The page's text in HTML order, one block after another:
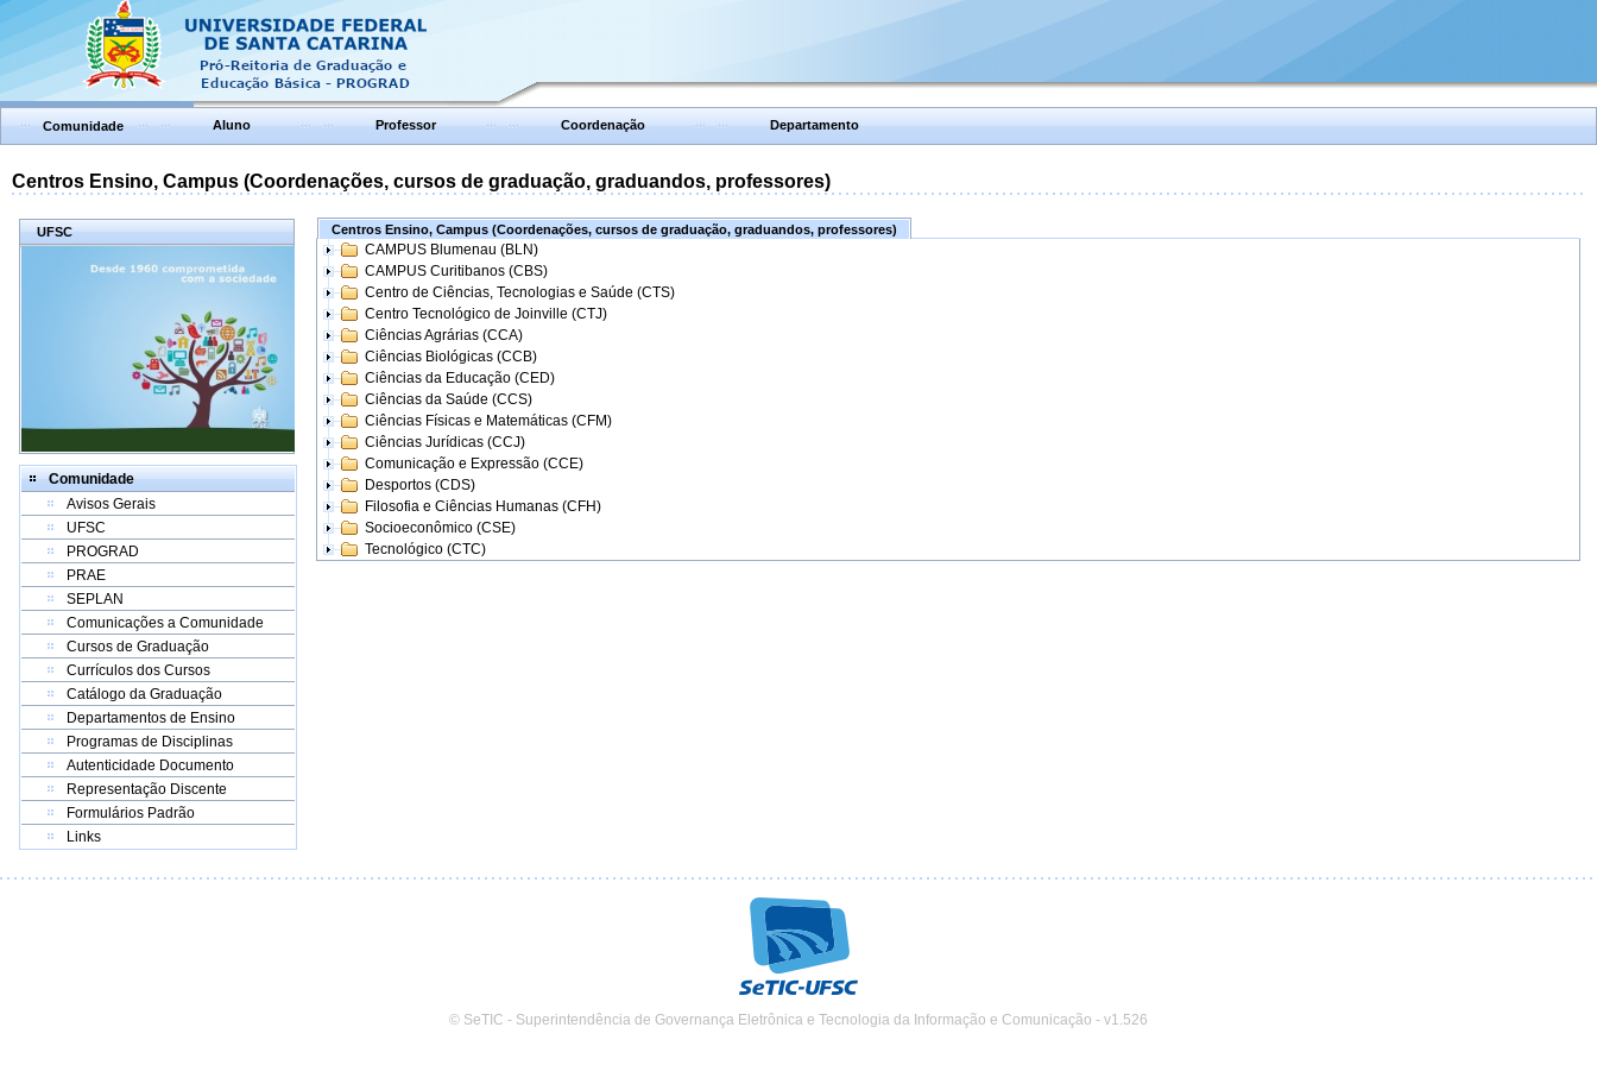
Comunidade Aluno Professor Coordenação Departamento
Centros Ensino, Campus (Coordenações, cursos de graduação, graduandos, professores)
UFSC
Comunidade
Avisos Gerais
UFSC
PROGRAD
PRAE
SEPLAN
Comunicações a Comunidade
Cursos de Graduação
Currículos dos Cursos
Catálogo da Graduação
Departamentos de Ensino
Programas de Disciplinas
Autenticidade Documento
Representação Discente
Formulários Padrão
Links
Centros Ensino, Campus (Coordenações, cursos de graduação, graduandos, professores)
CAMPUS Blumenau (BLN)
CAMPUS Curitibanos (CBS)
Centro de Ciências, Tecnologias e Saúde (CTS)
Centro Tecnológico de Joinville (CTJ)
Ciências Agrárias (CCA)
Ciências Biológicas (CCB)
Ciências da Educação (CED)
Ciências da Saúde (CCS)
Ciências Físicas e Matemáticas (CFM)
Ciências Jurídicas (CCJ)
Comunicação e Expressão (CCE)
Desportos (CDS)
Filosofia e Ciências Humanas (CFH)
Socioeconômico (CSE)
Tecnológico (CTC)
© SeTIC - Superintendência de Governança Eletrônica e Tecnologia da Informação e Comunicação - v1.526